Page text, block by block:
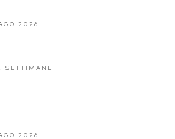
2026
SETTIMANE
2026